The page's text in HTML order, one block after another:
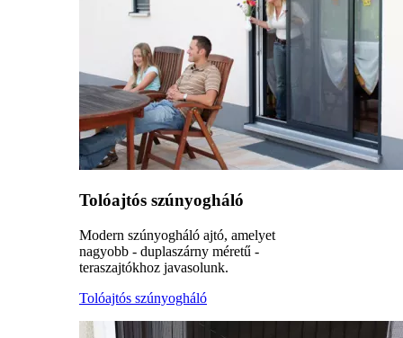
Tolóajtós szúnyogháló
Modern szúnyogháló ajtó, amelyet
nagyobb - duplaszárny méretű -
teraszajtókhoz javasolunk.
Tolóajtós szúnyogháló